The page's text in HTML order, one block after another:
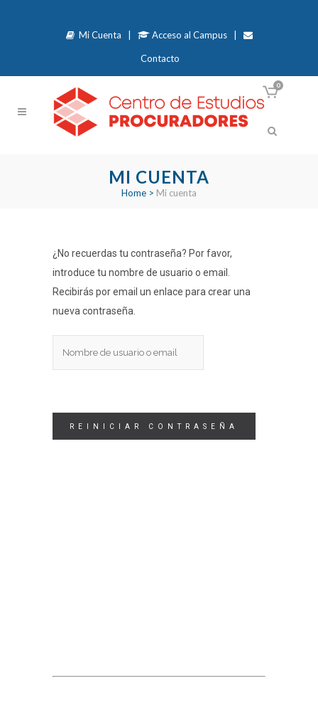
Mi Cuenta Acceso al Campus|
Contacto
0
MI CUENTA
Home > Mi cuenta
¿No recuerdas tu contraseña? Por favor,
introduce tu nombre de usuario o email.
Recibirás por email un enlace para crear una
nueva contraseña.